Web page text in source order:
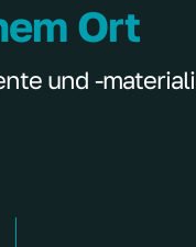
Ort
und -